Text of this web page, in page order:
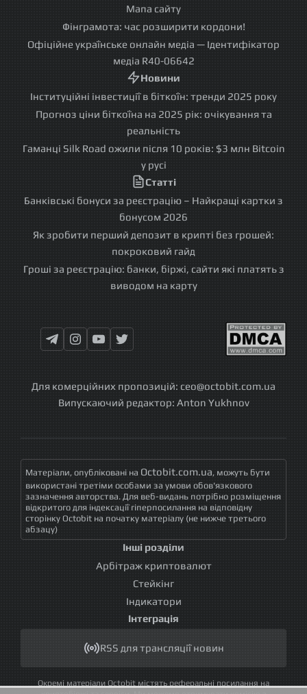
Мапа сайту
Фінграмота: час розширити кордони!
Офіційне українське онлайн медіа — Ідентифікатор
медіа R40-06642
Новини
Інституційні інвестиції в біткоїн: тренди 2025 року
Прогноз ціни біткоїна на 2025 рік: очікування та
реальність
Гаманці Silk Road ожили після 10 років: $3 млн Bitcoin
у русі
Статті
Банківські бонуси за реєстрацію – Найкращі картки з
бонусом 2026
Як зробити перший депозит в крипті без грошей:
покроковий гайд
Гроші за реєстрацію: банки, біржі, сайти які платять з
виводом на карту
Для комерційних пропозицій: ceo@octobit.com.ua
Випускаючий редактор: Anton Yukhnov
Матеріали, опубліковані на Octobit.com.ua, можуть бути
використані третіми особами за умови обов'язкового
зазначення авторства. Для веб-видань потрібно розміщення
відкритого для індексації гіперпосилання на відповідну
сторінку Octobit на початку матеріалу (не нижче третього
абзацу)
Інші розділи
Арбітраж криптовалют
Стейкінг
Індикатори
Інтеграція
RSS для трансляції новин
Окремі матеріали Octobit містять реферальні посилання на